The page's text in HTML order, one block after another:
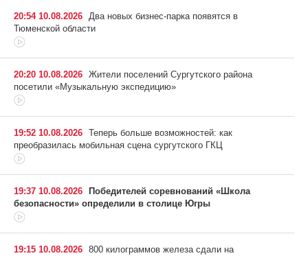
20:54 10.08.2026 Два новых бизнес-парка появятся в
Тюменской области
20:20 10.08.2026 Жители поселений Сургутского района
посетили «Музыкальную экспедицию»
19:52 10.08.2026 Теперь больше возможностей: как
преобразилась мобильная сцена сургутского ГКЦ
19:37 10.08.2026
Победителей соревнований «Школа
безопасности» определили в столице Югры
19:15 10.08.2026 800 килограммов железа сдали на